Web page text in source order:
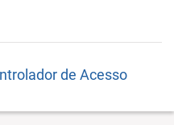
de Acesso